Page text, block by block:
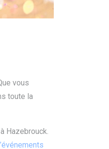
vous
toute la
Hazebrouck.